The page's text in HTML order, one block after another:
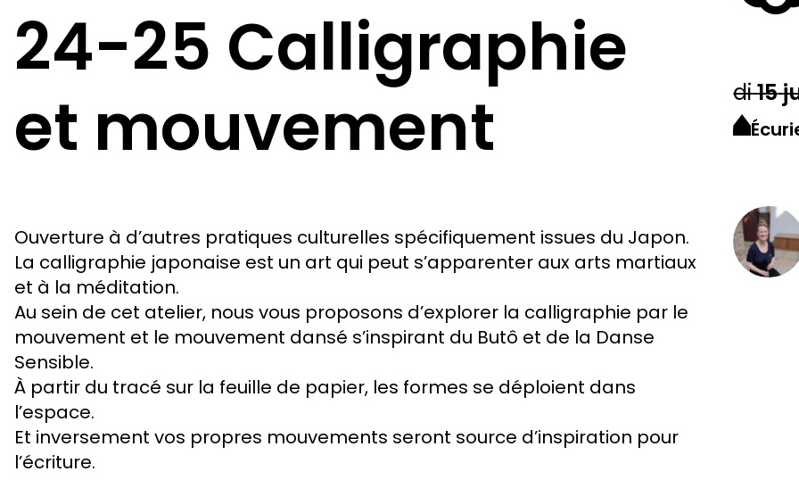
24-25 Calligraphie
et mouvement
Ouverture à d’autres pratiques culturelles spécifiquement issues du Japon.
La calligraphie japonaise est un art qui peut s’apparenter aux arts martiaux
et à la méditation.
Au sein de cet atelier, nous vous proposons d’explorer la calligraphie par le
mouvement et le mouvement dansé s’inspirant du Butô et de la Danse
Sensible.
À partir du tracé sur la feuille de papier, les formes se déploient dans
l’espace.
Et inversement vos propres mouvements seront source d’inspiration pour
l’écriture.
di15